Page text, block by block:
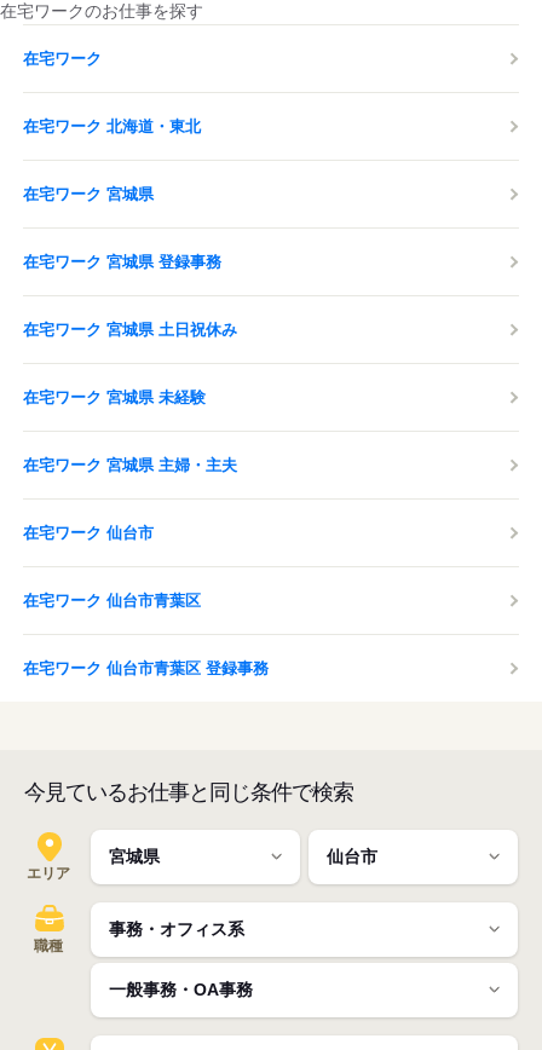
在宅ワークのお仕事を探す
在宅ワーク
在宅ワーク 北海道・東北
在宅ワーク 宮城県
在宅ワーク 宮城県 登録事務
在宅ワーク 宮城県 土日祝休み
在宅ワーク 宮城県 未経験
在宅ワーク 宮城県 主婦・主夫
在宅ワーク 仙台市
在宅ワーク 仙台市青葉区
在宅ワーク 仙台市青葉区 登録事務
今見ているお仕事と同じ条件で検索
エリア
職種